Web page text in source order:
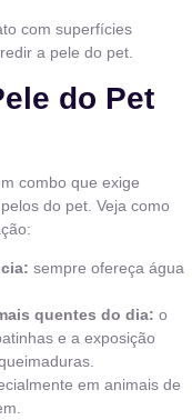
com superfícies
a pele do pet.
do Pet
combo que exige
do pet. Veja como
sempre ofereça água
quentes do dia: o
e a exposição
em animais de